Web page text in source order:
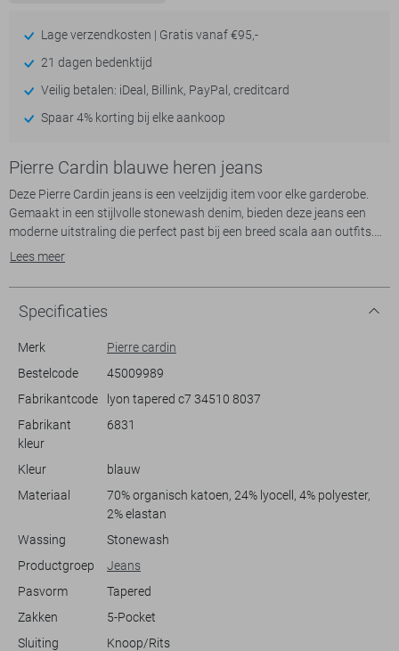
Lage verzendkosten | Gratis vanaf €95,-
21 dagen bedenktijd
Veilig betalen: iDeal, Billink, PayPal, creditcard
Spaar 4% korting bij elke aankoop
Pierre Cardin blauwe heren jeans
Deze Pierre Cardin jeans is een veelzijdig item voor elke garderobe.
Gemaakt in een stijlvolle stonewash denim, bieden deze jeans een
moderne uitstraling die perfect past bij een breed scala aan outfits.
Met een comfortabele tapered fit en een regular waist taille, zorgt
styling geeft je voldoende ruimte voor al je essentials, terwijl de knop-
en ritssluiting praktische functionaliteit bieden.
Of je nu een dag op kantoor hebt of een casual weekendje weg plant,
deze Pierre Cardin jeans is een betrouwbare keuze. Dankzij de
geschikt voor dagelijkse activiteiten. Combineer ze met een nette
blouse voor een meer formelere look, of draag ze met een simpel T-
shirt voor een ontspannen stijl. Deze jeans zijn een tijdloze aanvulling
op je garderobe waarmee je altijd goed voor de dag komt.
Lees meer
Specificaties
Merk
Pierre cardin
Bestelcode
45009989
Fabrikantcode
lyon tapered c7 34510 8037
Fabrikant
kleur
6831
Kleur
blauw
Materiaal
70% organisch katoen, 24% lyocell, 4% polyester,
2% elastan
Wassing
Stonewash
Productgroep
Jeans
Pasvorm
Tapered
Zakken
5-Pocket
Sluiting
Knoop/Rits